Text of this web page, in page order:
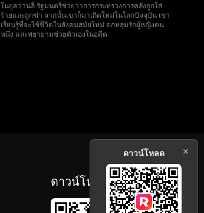
ในยุคว่านลี่ รัฐมนตรีช่วยว่าการกระทรวงการคลังถูกใส่
ร้ายและถูกฆ่า จากนั้นเขาก็มาเกิดใหม่ในโลกปัจจุบัน เขา
เรียนรู้ที่จะใช้ชีวิตในสังคมสมัยใหม่ ตกหลุมรักผู้หญิงคน
หนึ่ง และพยายามช่วยตัวเองในอดีต
ดาวน์โหลด
ดาวน์โหลด